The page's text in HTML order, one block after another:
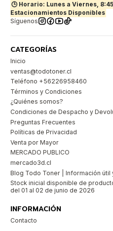
🕒 Horario: Lunes a Viernes,
Estacionamientos Disponibles
Síguenos
CATEGORÍAS
Inicio
ventas@todotoner.cl
Teléfono +56226958460
Términos y Condiciones
¿Quiénes somos?
Condiciones de Despacho y
Preguntas Frecuentes
Políticas de Privacidad
Venta por Mayor
MERCADO PUBLICO
mercado3d.cl
Blog Todo Toner | Información útil
Stock inicial disponible de
del 01 al 02 de junio de 2026
INFORMACIÓN
Contacto